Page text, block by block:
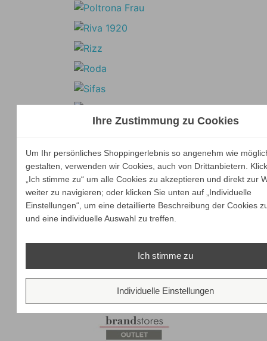
Ihre Zustimmung zu Cookies
Um Ihr persönliches Shoppingerlebnis so angenehm wie
gestalten, verwenden wir Cookies, auch von Drittanbietern.
„Ich stimme zu“ um alle Cookies zu akzeptieren und direkt zur
weiter zu navigieren; oder klicken Sie unten auf „Individuelle
Einstellungen“, um eine detaillierte Beschreibung der Cookies
und eine individuelle Auswahl zu treffen.
Ich stimme zu
Individuelle Einstellungen